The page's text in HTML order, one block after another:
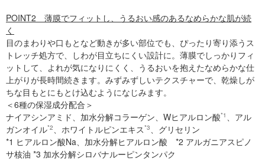
POINT2 薄膜でフィットし、うるおい感のあるなめらかな肌が続
く
目のまわりや口もとなど動きが多い部位でも、ぴったり寄り添うス
トレッチ処方で、しわが目立ちにくい設計に。薄膜でしっかりフィ
ットして、よれが気になりにくく、うるおいを抱えたなめらかな仕
上がりが長時間続きます。みずみずしいテクスチャーで、乾燥しが
ちな目もとにもとけ込むようになじみます。
＜6種の保湿成分配合＞
ナイアシンアミド、加水分解コラーゲン、Wヒアルロン酸*1 、アル
ガンオイル*2、ホワイトルピンエキス*3、グリセリン
*1 ヒアルロン酸Na、加水分解ヒアルロン酸 *2 アルガニアスピノ
サ核油 *3 加水分解シロバナルーピンタンパク